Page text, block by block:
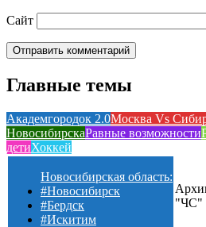
Сайт
Главные темы
Академгородок 2.0Москва Vs
НовосибирскаРавные возможности
детиХоккей
Новосибирская область:
#Новосибирск
#Бердск
#Искитим
"ЧС"